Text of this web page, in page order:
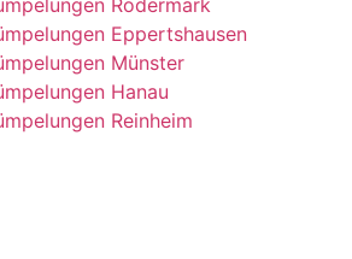
Rödermark
Eppertshausen
Münster
Hanau
Reinheim